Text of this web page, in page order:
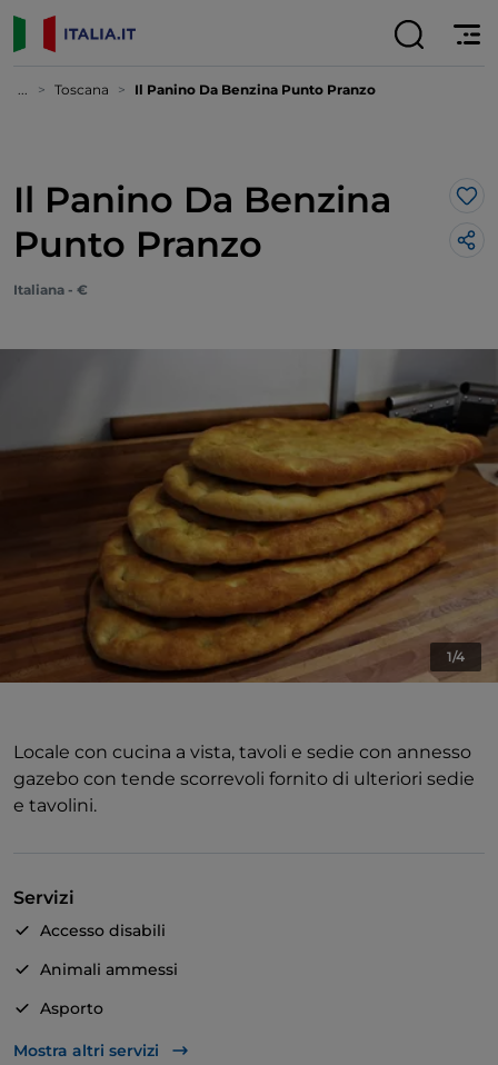
... Toscana Il Panino Da Benzina Punto Pranzo
Il Panino Da Benzina
Punto Pranzo
Italiana - €
1/4
Locale con cucina a vista, tavoli e sedie con annesso
gazebo con tende scorrevoli fornito di ulteriori sedie
e tavolini.
Servizi
Accesso disabili
Animali ammessi
Asporto
Bagno per disabili
Mostra altri servizi